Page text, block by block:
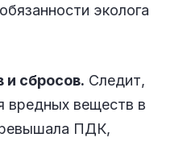
эколога
и сбросов. Следит,
вредных веществ в
ПДК,